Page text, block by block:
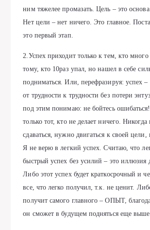
ним тяжелее промазать. Цель – это
Нет цели – нет ничего. Это главное.
это первый этап.
2.Успех приходит только к тем, кто много
тому, кто 10раз упал, но нашел в себе
подниматься. Или, перефразируя: успех
от трудности к трудности без потери
под этим понимаю: не бойтесь
только тот, кто не делает ничего. Никогда
сдаваться, нужно двигаться к своей цели,
Я не верю в легкий успех. Считаю, что
быстрый успех без усилий – это иллюзия
Либо этот успех будет краткосрочный и
все, что легко получил, т.к. не ценит.
получит самого главного – ОПЫТ,
он сможет в будущем подняться еще